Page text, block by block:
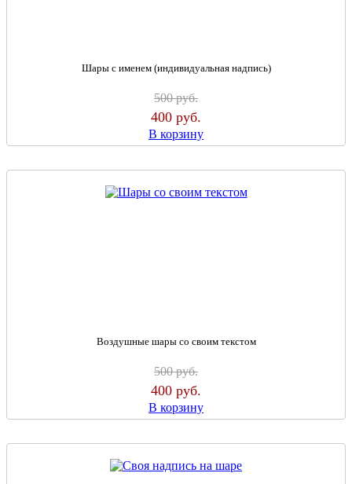
Шары с именем (индивидуальная надпись)
500руб.
400 руб.
В корзину
Воздушные шары со своим текстом
500руб.
400 руб.
В корзину